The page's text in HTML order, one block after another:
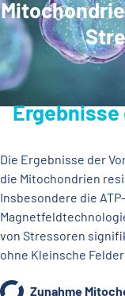
Ergebnisse
Die Ergebnisse der
die Mitochondrien
Insbesondere die
von Stressoren
ohne Kleinsche
Zunahme